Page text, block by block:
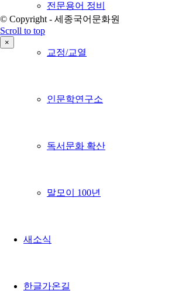
전문용어 정비
교정/교열
인문학연구소
독서문화 확산
말모이 100년
새소식
한글가온길
© Copyright - 세종국어문화원
Scroll to top
×